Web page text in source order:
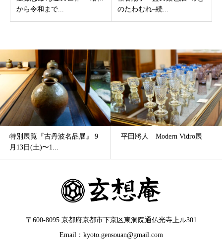
から令和まで...
のたわむれ–続...
平田將人 Modern Vidro展
柴田雅章作陶展 −作陶50年記
〒600-8095 京都府京都市下京区東洞院通仏光寺上ル301
Email：kyoto.gensouan@gmail.com